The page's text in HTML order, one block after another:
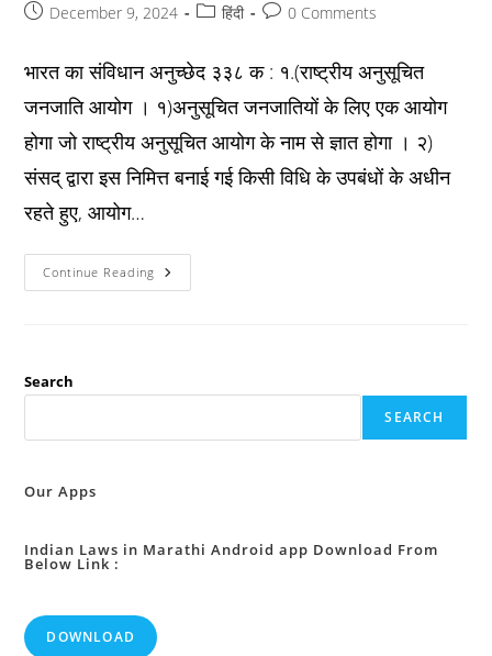
PostDecember 9, 2024
Postहिंदी
Post0 Comments
भारत का संविधान अनुच्छेद ३३८ क : १.(राष्ट्रीय अनुसूचित
जनजाति आयोग । १)अनुसूचित जनजातियों के लिए एक आयोग
होगा जो राष्ट्रीय अनुसूचित आयोग के नाम से ज्ञात होगा । २)
संसद् द्वारा इस निमित्त बनाई गई किसी विधि के उपबंधों के अधीन
रहते हुए, आयोग…
Continue Reading Constitution
अनुच्छेद
आयोग
Search
SEARCH
Our Apps
Indian Laws in Marathi Android app Download From
Below Link :
DOWNLOAD